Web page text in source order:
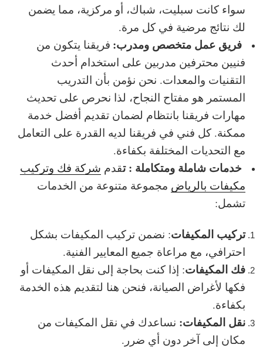
سواء كانت سبليت، شباك، أو مركزية، مما يضمن
لك نتائج مرضية في كل مرة.
فريق عمل متخصص ومدرب: فريقنا يتكون من
فنيين محترفين مدربين على استخدام أحدث
التقنيات والمعدات. نحن نؤمن بأن التدريب
المستمر هو مفتاح النجاح، لذا نحرص على تحديث
مهارات فريقنا بانتظام لضمان تقديم أفضل خدمة
ممكنة. كل فني في فريقنا لديه القدرة على التعامل
مع التحديات المختلفة بكفاءة.
خدمات شاملة ومتكاملة : تقدم شركة فك وتركيب
مكيفات بالرياض مجموعة متنوعة من الخدمات
تشمل:
تركيب المكيفات: نضمن تركيب المكيفات بشكل
احترافي، مع مراعاة جميع المعايير الفنية.
فك المكيفات: إذا كنت بحاجة إلى نقل المكيفات أو
فكها لأغراض الصيانة، فنحن هنا لتقديم هذه الخدمة
بكفاءة.
نقل المكيفات: نساعدك في نقل المكيفات من
مكان إلى آخر دون أي ضرر.